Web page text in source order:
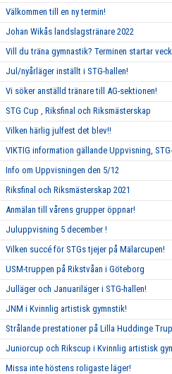
Välkommen till en ny termin!
Johan Wikås landslagstränare 2022
Vill du träna gymnastik? Terminen startar
Jul/nyårläger inställt i STG-hallen!
Vi söker anställd tränare till AG-sektionen!
STG Cup , Riksfinal och Riksmästerskap
Vilken härlig julfest det blev!!
VIKTIG information gällande Uppvisning,
Info om Uppvisningen den 5/12
Riksfinal och Riksmästerskap 2021
Anmälan till vårens grupper öppnar!
Juluppvisning 5 december !
Vilken succé för STGs tjejer på Mälarcupen!
USM-truppen på Rikstvåan i Göteborg
Julläger och Januariläger i STG-hallen!
JNM i Kvinnlig artistisk gymnstik!
Strålande prestationer på Lilla Huddinge
Juniorcup och Rikscup i Kvinnlig artistisk
Missa inte höstens roligaste läger!